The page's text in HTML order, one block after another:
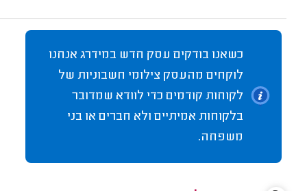
כשאנו בודקים עסק חדש במידרג אנחנו
לוקחים מהעסק צילומי חשבוניות של
לקוחות קודמים כדי לוודא שמדובר
בלקוחות אמיתיים ולא חברים או בני
משפחה.